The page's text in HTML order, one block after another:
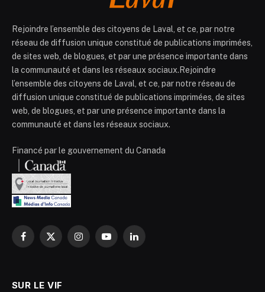
Rejoindre l’ensemble des citoyens de Laval, et ce, par notre
réseau de diffusion unique constitué de publications imprimées,
de sites web, de blogues, et par une présence importante dans
la communauté et dans les réseaux sociaux.Rejoindre
l’ensemble des citoyens de Laval, et ce, par notre réseau de
diffusion unique constitué de publications imprimées, de sites
web, de blogues, et par une présence importante dans la
communauté et dans les réseaux sociaux.
Financé par le gouvernement du Canada
Facebook
X
InstagramYouTubeLinkedIn
SUR LE VIF